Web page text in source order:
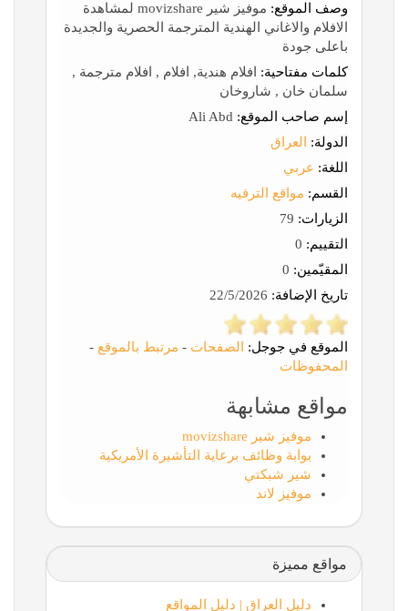
وصف الموقع:
موفيز شير movizshare لمشاهدة
الافلام والاغاني الهندية المترجمة الحصرية والجديدة
باعلى جودة
كلمات مفتاحية: افلام هندية, افلام , افلام مترجمة ,
سلمان خان , شاروخان
إسم صاحب الموقع:
الدولة:
العراق
اللغة: عربي
القسم: مواقع الترفيه
الزيارات:
التقييم:
المقيّمين:
تاريخ الإضافة:
الموقع في جوجل: الصفحات - مرتبط بالموقع -
المحفوظات
مواقع مشابهة
موفيز شير movizshare
بوابة وظائف برعاية التأشيرة الأمريكية
شير شبكتي
موفيز لاند
مواقع مميزة
دليل العراق | دليل المواقع